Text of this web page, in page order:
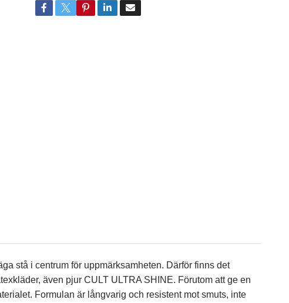
stå i centrum för uppmärksamheten. Därför finns det
även pjur CULT ULTRA SHINE. Förutom att ge en
Formulan är långvarig och resistent mot smuts, inte